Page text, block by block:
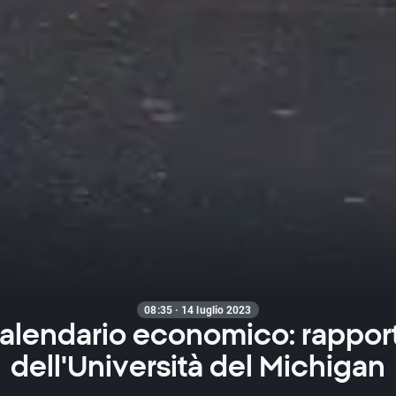
08:35 · 14 luglio 2023
economico:
dell'Università del Michigan